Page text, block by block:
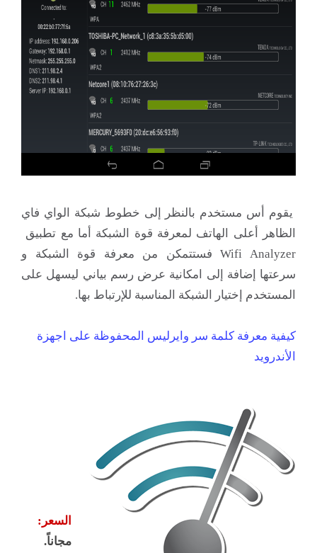
يقوم أس مستخدم بالنظر إلى خطوط شبكة الواي فاي
الظاهر أعلى الهاتف لمعرفة قوة الشبكة أما مع تطبيق
Wifi Analyzer فستتمكن من معرفة قوة الشبكة و
سرعتها إضافة إلى امكانية عرض رسم بياني ليسهل على
المستخدم إختيار الشبكة المناسبة للإرتباط بها.
كيفية معرفة كلمة سر وايرليس المحفوظة على اجهزة
الأندرويد
السعر:
مجاناً.